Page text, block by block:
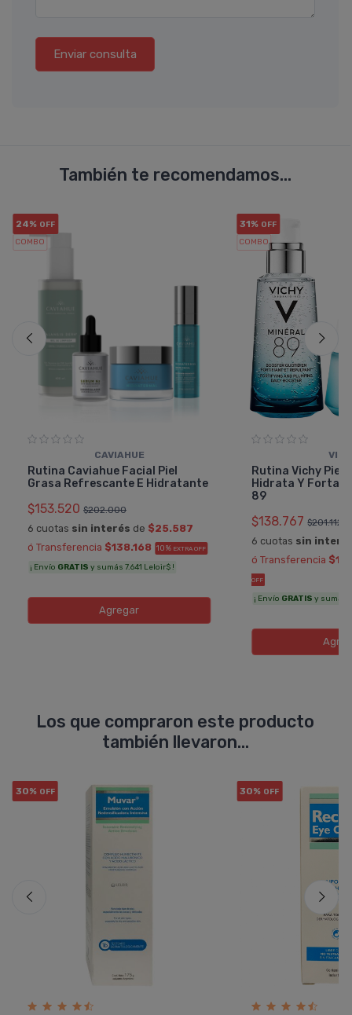
Enviar consulta
También te recomendamos...
24% OFF
COMBO
CAVIAHUE
Rutina Caviahue Facial Piel
Grasa Refrescante E Hidratante
$153.520 $202.000
6 cuotas sin interés de $25.587
ó Transferencia $138.168 10% EXTRA OFF
¡ Envío GRATIS y sumás 7.641 Leloir$ !
Agregar
31% OFF
COMBO
Rutina Vichy Piel
Hidrata Y
89
$138.767 $201.112
6 cuotas sin
ó Transferencia
OFF
¡ Envío GRATIS y sumás
Los que compraron este producto
también llevaron...
30% OFF 30% OFF